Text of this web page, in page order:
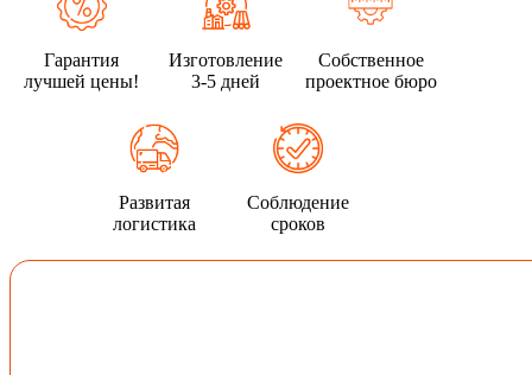
Гарантия
лучшей цены!
Изготовление
3-5 дней
Собственное
проектное бюро
Развитая
логистика
Соблюдение
сроков